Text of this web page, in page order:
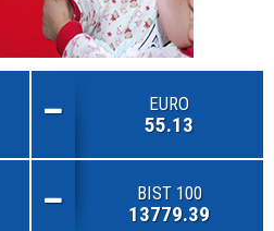
EURO
55.13
BIST 100
13779.39